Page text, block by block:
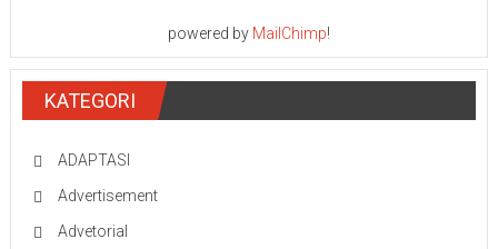
powered by MailChimp!
KATEGORI
ADAPTASI
Advertisement
Advetorial